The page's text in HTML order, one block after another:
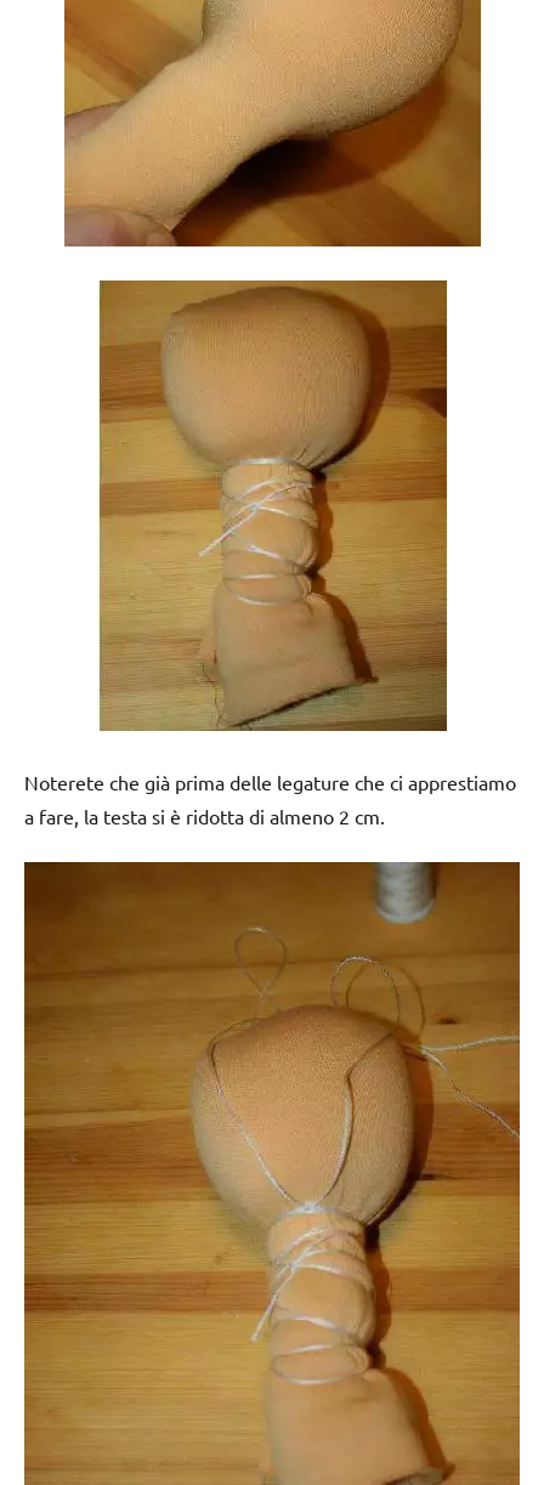
Noterete che già prima delle legature che ci apprestiamo
a fare, la testa si è ridotta di almeno 2 cm.